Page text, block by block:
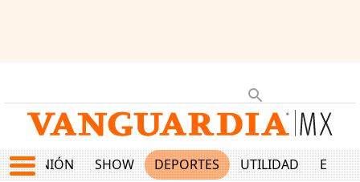
OPINIÓN SHOW DEPORTES UTILIDAD